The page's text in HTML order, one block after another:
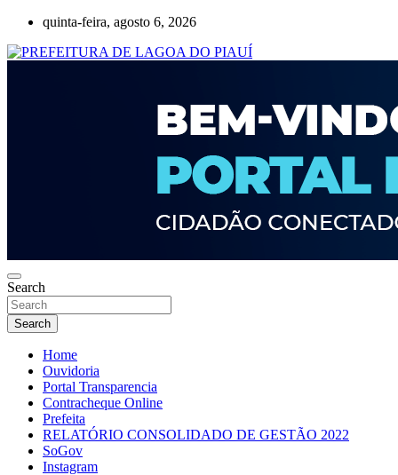
Skip
content
quinta-feira, agosto 6, 2026
Search
Search
Home
Ouvidoria
Portal Transparencia
Contracheque Online
Prefeita
RELATÓRIO CONSOLIDADO DE GESTÃO 2022
SoGov
Instagram